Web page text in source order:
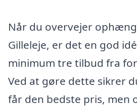
Når du overvejer
Gilleleje, er det en god
minimum tre tilbud fra
Ved at gøre dette sikrer
får den bedste pris, men